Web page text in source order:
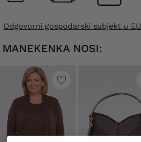
Odgovorni gospodarski subjekt u EU
MANEKENKA NOSI: